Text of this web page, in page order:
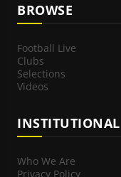
BROWSE
Football Live
Clubs
Selections
Videos
INSTITUTIONAL
Who We Are
Privacy Policy